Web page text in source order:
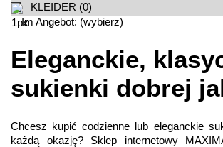
KLEIDER (0)
Im Angebot: (wybierz)
Eleganckie,
sukienki dobrej
Chcesz kupić codzienne lub eleganckie
każdą okazję? Sklep internetowy